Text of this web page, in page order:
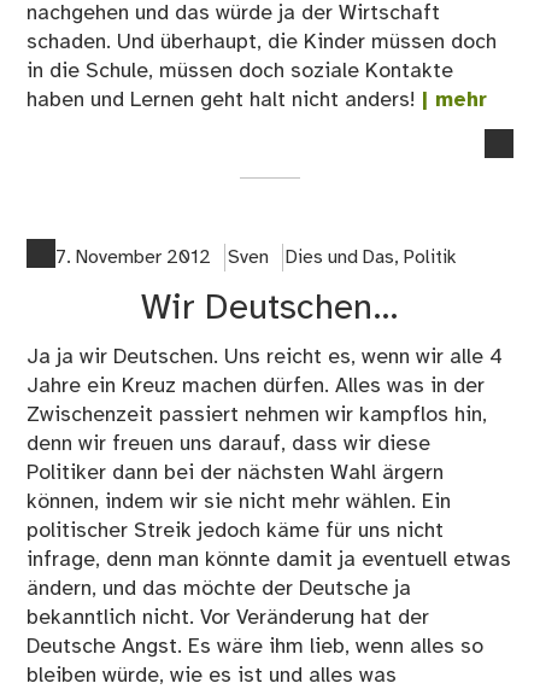
nachgehen und das würde ja der Wirtschaft
schaden. Und überhaupt, die Kinder müssen doch
in die Schule, müssen doch soziale Kontakte
haben und Lernen geht halt nicht anders! | mehr
7. November 2012 Sven Dies und Das, Politik
Wir Deutschen…
Ja ja wir Deutschen. Uns reicht es, wenn wir alle 4
Jahre ein Kreuz machen dürfen. Alles was in der
Zwischenzeit passiert nehmen wir kampflos hin,
denn wir freuen uns darauf, dass wir diese
Politiker dann bei der nächsten Wahl ärgern
können, indem wir sie nicht mehr wählen. Ein
politischer Streik jedoch käme für uns nicht
infrage, denn man könnte damit ja eventuell etwas
ändern, und das möchte der Deutsche ja
bekanntlich nicht. Vor Veränderung hat der
Deutsche Angst. Es wäre ihm lieb, wenn alles so
bleiben würde, wie es ist und alles was